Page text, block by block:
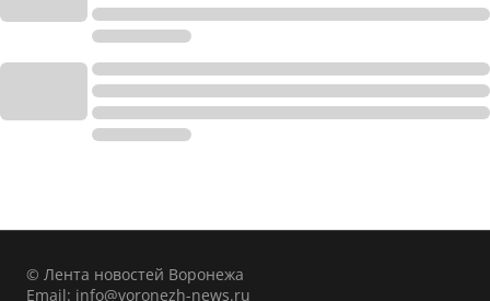
© Лента новостей Воронежа
Email: info@voronezh-news.ru